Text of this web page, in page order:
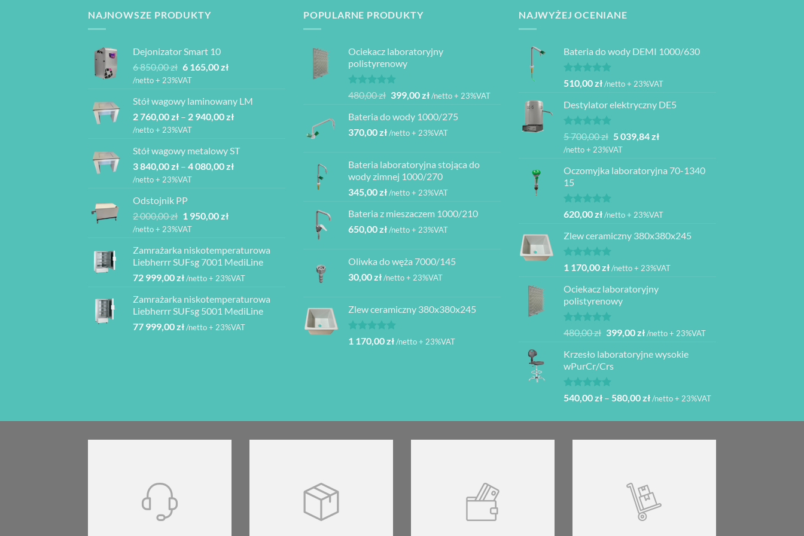
NAJNOWSZE PRODUKTY
Dejonizator Smart 10
6 850,00zł Pierwotna
cena
6
850,00 zł.
6 165,00złAktualna
6
165,00 zł.
/netto + 23%VAT
Stół wagowy laminowany LM
2 760,00zł – 2 940,00złZakres
2
760,00 zł
/netto + 23%VAT
Stół wagowy metalowy ST
3 840,00zł – 4 080,00złZakres
080,00 zł
/netto + 23%VAT
Odstojnik PP
2 000,00zł Pierwotna
cena
2
000,00 zł.
1 950,00złAktualna
1
950,00 zł.
/netto + 23%VAT
Zamrażarka niskotemperaturowa
Liebherrr SUFsg 7001 MediLine
72 999,00zł/netto + 23%VAT
Zamrażarka niskotemperaturowa
Liebherrr SUFsg 5001 MediLine
77 999,00zł/netto + 23%VAT
POPULARNE PRODUKTY
Ociekacz laboratoryjny
polistyrenowy
Oceniono
na 5
480,00zł Pierwotna
wynosiła:
480,00 zł.
399,00złAktualna
wynosi:
399,00 zł.
/netto + 23%VAT
Bateria do wody 1000/275
370,00zł/netto + 23%VAT
Bateria laboratoryjna stojąca do
wody zimnej 1000/270
345,00zł/netto + 23%VAT
Bateria z mieszaczem 1000/210
650,00zł/netto + 23%VAT
Oliwka do węża 7000/145
30,00zł/netto + 23%VAT
Zlew ceramiczny 380x380x245
Oceniono
na 5
1 170,00zł/netto + 23%VAT
NAJWYŻEJ OCENIANE
Bateria do wody DEMI 1000/630
Oceniono
na 5
510,00zł/netto + 23%VAT
Destylator elektryczny DE5
Oceniono
na 5
5 700,00zł Pierwotna
cena
5
5 039,84złAktualna
5
/netto + 23%VAT
Oczomyjka laboratoryjna 70-1340
15
Oceniono
na 5
620,00zł/netto + 23%VAT
Zlew ceramiczny 380x380x245
Oceniono
na 5
1 170,00zł/netto + 23%VAT
Ociekacz laboratoryjny
polistyrenowy
Oceniono
na 5
480,00zł Pierwotna
wynosiła:
480,00 zł.
399,00złAktualna
wynosi:
/netto + 23%VAT
Krzesło laboratoryjne wysokie
wPurCr/Crs
Oceniono
na 5
540,00zł – 580,00złZakres
od
/netto + 23%VAT